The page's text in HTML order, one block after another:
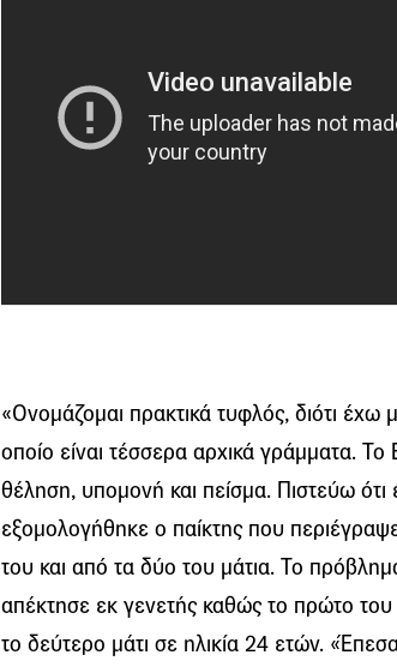
«Ονομάζομαι πρακτικά τυφλός, διότι
οποίο είναι τέσσερα αρχικά γράμματα.
θέληση, υπομονή και πείσμα. Πιστεύω
εξομολογήθηκε ο παίκτης που
του και από τα δύο του μάτια. Το
απέκτησε εκ γενετής καθώς το πρώτο του
το δεύτερο μάτι σε ηλικία 24 ετών.